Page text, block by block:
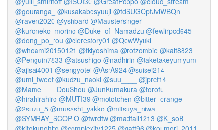
@gouranga_ @kusakabesyuuji @tdSUGQpfJviWBQn
@raven2020 @yshbard @Maustersinger
@kuroneko_morino @Duke_of_Namadzu @fewlirpcd645
@dong_po_rou @clerestory01 @QewWyuki
@whoami20150121 @tkiyoshima @rotzombie @kait8823
@Penguin7833 @atsushigo @nadhirin @taketakeyumyum
@ajisai4001 @sengyotei @AsrA924 @suisei214
@umi_tweet @kudzu_naoki @suu____
@jprcf14
@Mame____DouShou @JunKumakura @torofu
@hirahirahiro @MUTI39 @mototchen @bitter_orange
@2suzu_5 @musashi_yakko @mitsuya_niwa
@SYMRAY_SCOPIO @twrdtw @madfall1213 @K_soB
@kitokunohito @complexity1225 @gatt96 @koumori_2011